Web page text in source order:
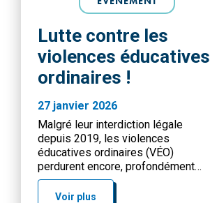
Lutte contre les
violences éducatives
ordinaires !
27 janvier 2026
Malgré leur interdiction légale
depuis 2019, les violences
éducatives ordinaires (VÉO)
perdurent encore, profondément
ancrées dans des pratiques
punitives héritées du passé. Sur le
Voir plus